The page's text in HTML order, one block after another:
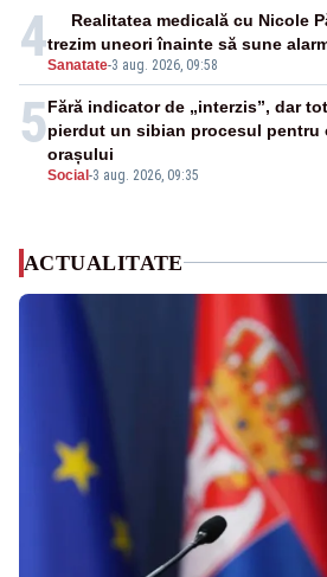
4Sanatate-3 aug. 2026, 09:58
Realitatea medicală cu Nicole
trezim uneori înainte să sune
5
Social-3 aug. 2026, 09:35
Fără indicator de „interzis”, dar
pierdut un sibian procesul pentru
orașului
ACTUALITATE